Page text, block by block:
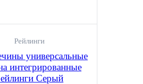
Рейлинги
универсальные
интегрированные
Серый